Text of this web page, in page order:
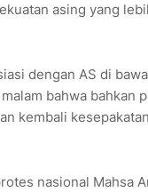
asing yang
dengan AS di
bahwa
kembali
nasional Mahsa